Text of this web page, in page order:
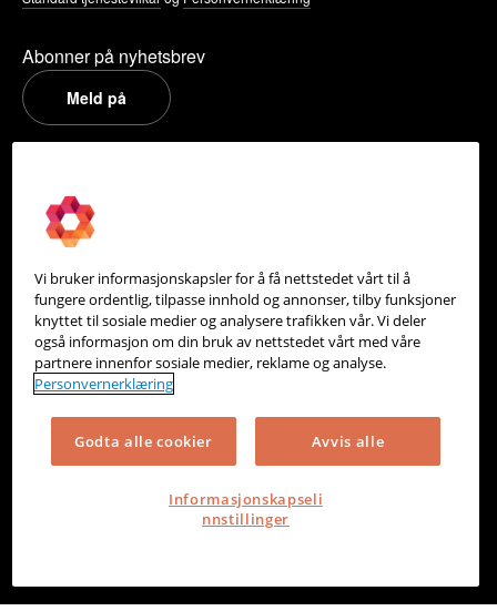
Abonner på nyhetsbrev
Meld på
Om oss
Partneroversikt
Integrasjoner
Hjelpesenter
Kontakt oss
Personvern
Informasjonskapsler
Vi bruker informasjonskapsler for å få nettstedet vårt til å
fungere ordentlig, tilpasse innhold og annonser, tilby funksjoner
knyttet til sosiale medier og analysere trafikken vår. Vi deler
også informasjon om din bruk av nettstedet vårt med våre
partnere innenfor sosiale medier, reklame og analyse.
Personvernerklæring
Godta alle cookier Avvis alle
Informasjonskapseli
nnstillinger